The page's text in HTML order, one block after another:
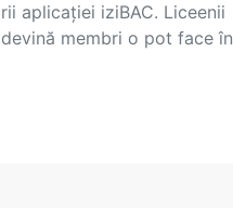
aplicației iziBAC. Liceenii
membri o pot face în